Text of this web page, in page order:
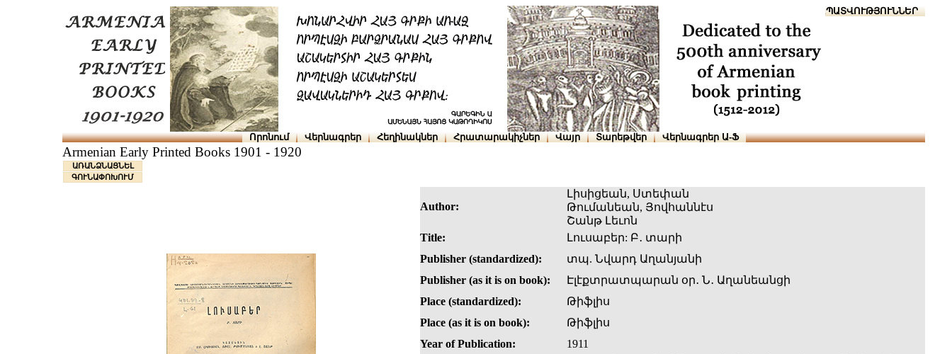
ՆԱԽԱՊԱՏՎՈՒԹՅՈՒՆՆԵՐ
Որոնում Վերնագրեր Հեղինակներ Հրատարակիչներ Վայր Տարեթվեր Վերնագրեր Ա-Ֆ
Armenian Early Printed Books 1901 - 1920
ԱՌԱՆՁՆԱՑՆԵԼ
ԳՈՒՆԱՓՈԽՈՒՄ
Author:
Լիսիցեան, Ստեփան
Թումանեան, Յովհաննէս
Շանթ Լեւոն
Title:
Լուսաբեր: Բ․ տարի
Publisher (standardized):
տպ. Նվարդ Աղանյանի
Publisher (as it is on book):
Էլէքտրատպարան օր․ Ն․ Աղանեանցի
Place (standardized):
Թիֆլիս
Place (as it is on book):
Թիֆլիս
Year of Publication:
1911